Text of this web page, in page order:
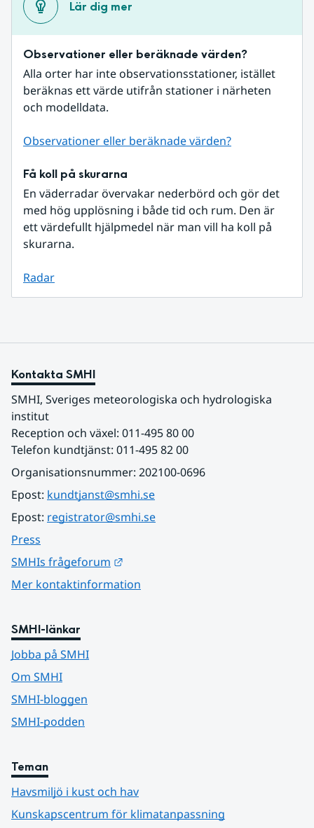
Lär dig mer
Observationer eller beräknade värden?
Alla orter har inte observationsstationer, istället
beräknas ett värde utifrån stationer i närheten
och modelldata.
Observationer eller beräknade värden?
Få koll på skurarna
En väderradar övervakar nederbörd och gör det
med hög upplösning i både tid och rum. Den är
ett värdefullt hjälpmedel när man vill ha koll på
skurarna.
Radar
Kontakta SMHI
SMHI, Sveriges meteorologiska och hydrologiska
institut
Reception och växel: 011-495 80 00
Telefon kundtjänst: 011-495 82 00
Organisationsnummer: 202100-0696
Epost: kundtjanst@smhi.se
Epost: registrator@smhi.se
Press
SMHIs frågeforum
Mer kontaktinformation
SMHI-länkar
Jobba på SMHI
Om SMHI
SMHI-bloggen
SMHI-podden
Teman
Havsmiljö i kust och hav
Kunskapscentrum för klimatanpassning